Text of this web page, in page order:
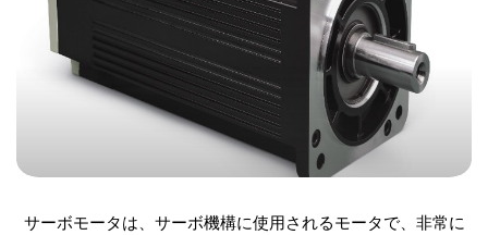
サーボモータは、サーボ機構に使用されるモータで、非常に